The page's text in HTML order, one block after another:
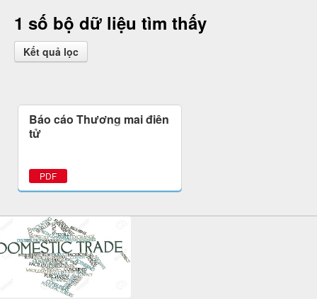
1 số bộ dữ liệu tìm thấy
Kết quả lọc
Báo cáo Thương mại điện
tử
PDF